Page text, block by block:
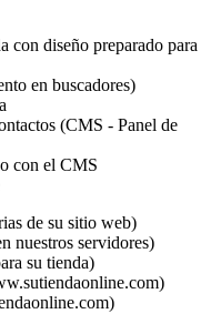
con diseño preparado para
en buscadores)
(CMS - Panel de
con el CMS
de su sitio web)
nuestros servidores)
su tienda)